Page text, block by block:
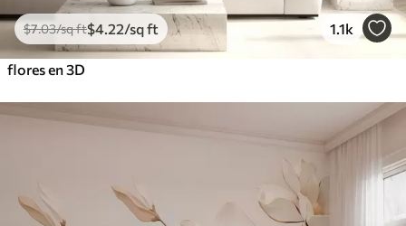
$7.03/sq ft$4 .22/sq ft 1.1k
flores en 3D